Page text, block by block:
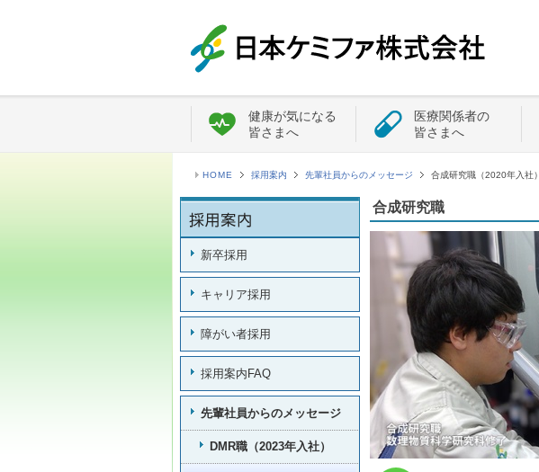
健康が気になる
皆さまへ
医療関係者の
皆さまへ
HOME 採用案内 先輩社員からのメッセージ 合成研究職（2020年入社）
合成研究職
新卒採用
キャリア採用
障がい者採用
採用案内FAQ
先輩社員からのメッセージ
DMR職（2023年入社）